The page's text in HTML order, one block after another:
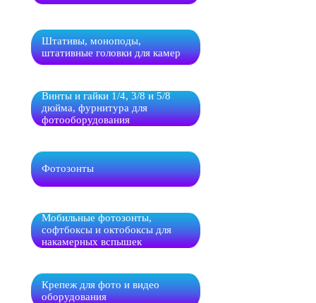
Штативы, моноподы,
штативные головки для камер
Винты и гайки 1/4, 3/8 и 5/8
дюйма, фурнитура для
фотооборудования
Фотозонты
Мобильные фотозонты,
софтбоксы и октобоксы для
накамерных вспышек
Крепеж для фото и видео
оборудования